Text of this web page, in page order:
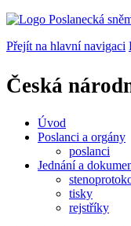
Přejít na hlavní navigaci
Česká
Úvod
Poslanci a orgány
poslanci
Jednání a
tisky
rejstříky